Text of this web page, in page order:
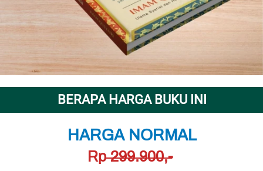
BERAPA HARGA BUKU INI
HARGA NORMAL
Rp 299.900,-